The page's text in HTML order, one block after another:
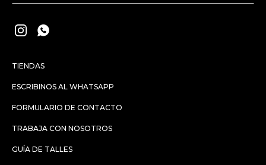
TIENDAS
ESCRIBINOS AL WHATSAPP
FORMULARIO DE CONTACTO
TRABAJA CON NOSOTROS
GUÍA DE TALLES
 